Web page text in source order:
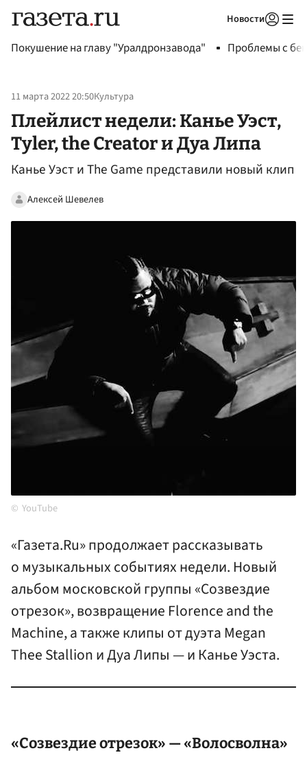
Новости
Покушение на главу "Уралдронзавода" Проблемы с
11 марта 2022 20:50Культура
Плейлист недели: Канье Уэст,
Tyler, the Creator и Дуа Липа
Канье Уэст и The Game представили новый клип
Алексей Шевелев
YouTube
«Газета.Ru» продолжает рассказывать
о музыкальных событиях недели. Новый
альбом московской группы «Созвездие
отрезок», возвращение Florence and the
Machine, а также клипы от дуэта Megan
Thee Stallion и Дуа Липы — и Канье Уэста.
«Созвездие отрезок» — «Волосволна»